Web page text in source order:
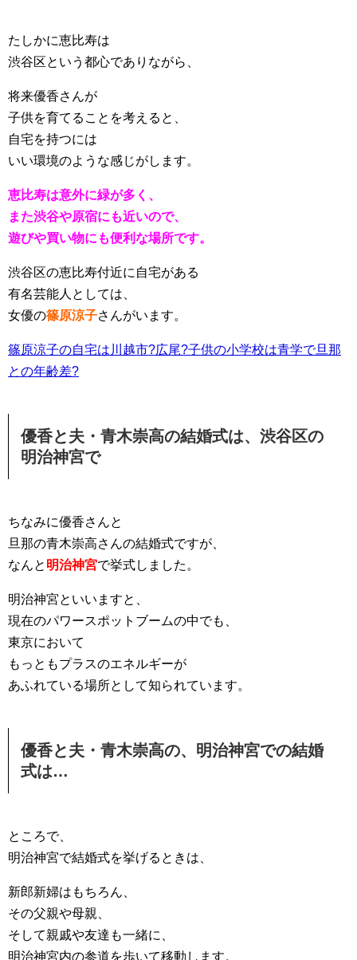
たしかに恵比寿は
渋谷区という都心でありながら、
将来優香さんが
子供を育てることを考えると、
自宅を持つには
いい環境のような感じがします。
恵比寿は意外に緑が多く、
また渋谷や原宿にも近いので、
遊びや買い物にも便利な場所です。
渋谷区の恵比寿付近に自宅がある
有名芸能人としては、
女優の篠原涼子さんがいます。
篠原涼子の自宅は川越市?広尾?子供の小学校は青学で旦那
との年齢差?
優香と夫・青木崇高の結婚式は、渋谷区の
明治神宮で
ちなみに優香さんと
旦那の青木崇高さんの結婚式ですが、
なんと 明治神宮で挙式しました。
明治神宮といいますと、
現在のパワースポットブームの中でも、
東京において
もっともプラスのエネルギーが
あふれている場所として知られています。
優香と夫・青木崇高の、明治神宮での結婚
式は…
ところで、
明治神宮で結婚式を挙げるときは、
新郎新婦はもちろん、
その父親や母親、
そして親戚や友達も一緒に、
明治神宮内の参道を歩いて移動します。